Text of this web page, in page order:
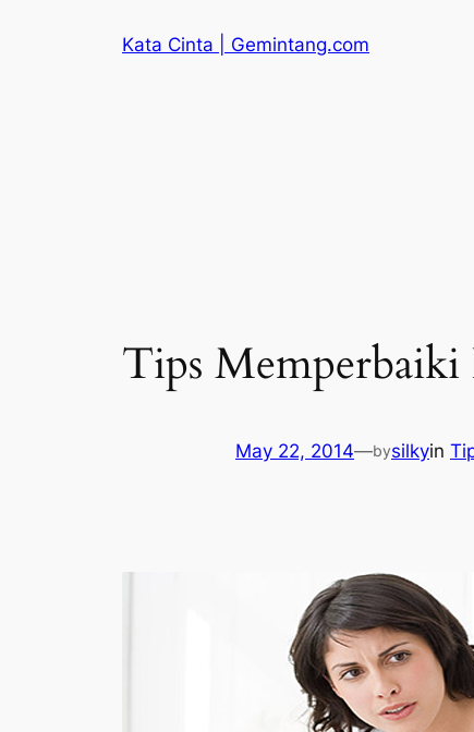
Kata Cinta | Gemintang.com
Tips
May 22, 2014—bysilkyin